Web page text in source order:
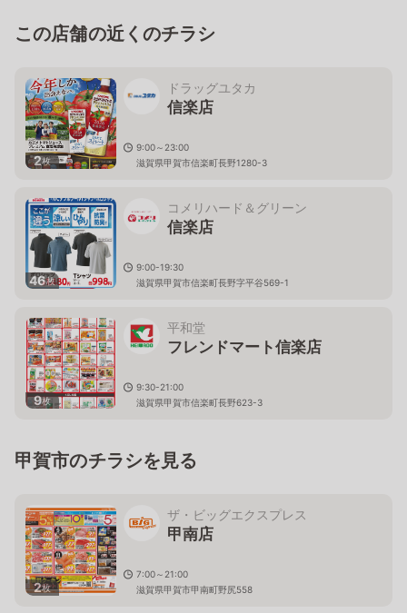
この店舗の近くのチラシ
2枚
ドラッグユタカ
信楽店
9:00～23:00
滋賀県甲賀市信楽町長野1280-3
46枚
コメリハード＆グリーン
信楽店
9:00-19:30
滋賀県甲賀市信楽町長野字平谷569-1
9枚
平和堂
フレンドマート信楽店
9:30-21:00
滋賀県甲賀市信楽町長野623-3
甲賀市のチラシを見る
2枚
ザ・ビッグエクスプレス
甲南店
7:00～21:00
滋賀県甲賀市甲南町野尻558